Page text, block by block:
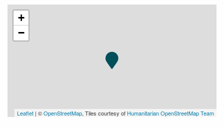
+
−
Leaflet | ©OpenStreetMap, Tiles courtesy of Humanitarian OpenStreetMap Team